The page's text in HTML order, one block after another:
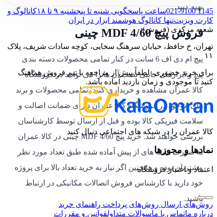
تهیه کنید.
فروش پیچ MDF 4/60 چینی
پیچ ام دی اف 6 سانت در کنار تمامی محصولات دسته بندی
پیچ و ابزارهای جانبی نصب آن ها را می توانید در فروشگاه
کالا عمران مشاهده و خریداری کنید٬ تمامی محصولات و برند
های موجود در فروشگاه کالا عمران دارای ضمانت اصالت و
سلامت فیزیکی کالا بوده و قبل از ارسال توسط کارشناسان
بررسی خواهند شد. خرید پیچ MDF 4/60 چینی در کالا عمران
به صورت بسته های از پیش آماده شده طبق تعداد مورد نظر
مشتریان بوده و همچنین اگر نیاز به خرید تعداد بالا برای پروژه
خود دارید با کارشناس فروش اتصالات مکانیکی در ارتباط
باشید.
021-9100 1145ساعت پاسخگویی شنبه تا پنجشنبه ۹ تا ۱۸
کاتالوگ و
کارت ویزیتتنها کاتالوگ هوشمند ابزار در ایران
شعبه مرکزی (فروش):
تهران، خ حافظ، خیابان سرهنگ سخایی، کوچه سادات شریف، پلاک
۱۱
برای خرید حضوری، لطفاً پیش از مراجعه با تیم فروش هماهنگ
کنید تا موجودی و زمان بازدید آماده باشد.
کالا عمران را در شبکه های اجتماعی دنبال کنید
نمادها و مجوزها
اعتماد و اعتبار فروشگاه
روش‌های ارسال روش‌های پرداخت راهنمای خرید
درباره ماتماس با ماسوالات متداولقوانین و مقررات